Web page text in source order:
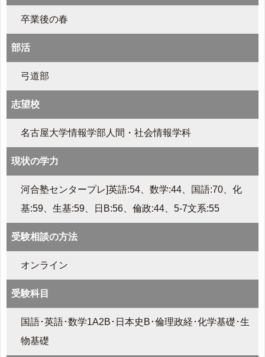
卒業後の春
部活
弓道部
志望校
名古屋大学情報学部人間・社会情報学科
現状の学力
河合塾センタープレ]英語:54、数学:44、国語:70、化
基:59、生基:59、日B:56、倫政:44、5-7文系:55
受験相談の方法
オンライン
受験科目
国語･英語･数学1A2B･日本史B･倫理政経･化学基礎･生
物基礎